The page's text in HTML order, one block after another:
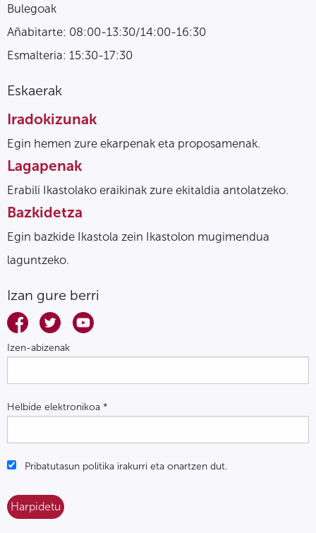
Bulegoak
Añabitarte: 08:00-13:30/14:00-16:30
Esmalteria: 15:30-17:30
Eskaerak
Iradokizunak
Egin hemen zure ekarpenak eta proposamenak.
Lagapenak
Erabili Ikastolako eraikinak zure ekitaldia antolatzeko.
Bazkidetza
Egin bazkide Ikastola zein Ikastolon mugimendua
laguntzeko.
Izan gure berri
Izen-abizenak
Helbide elektronikoa *
Pribatutasun politika irakurri eta onartzen dut.